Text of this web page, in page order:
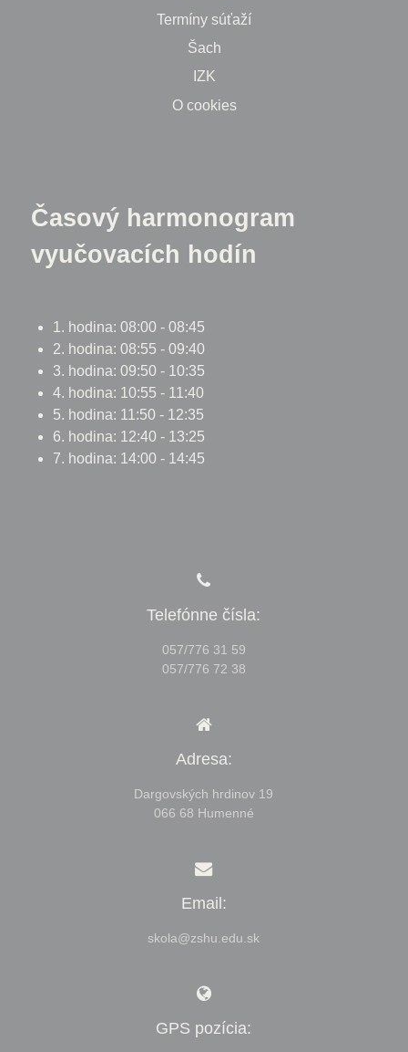
Termíny súťaží
Šach
IZK
O cookies
Časový harmonogram
vyučovacích hodín
1. hodina: 08:00 - 08:45
2. hodina: 08:55 - 09:40
3. hodina: 09:50 - 10:35
4. hodina: 10:55 - 11:40
5. hodina: 11:50 - 12:35
6. hodina: 12:40 - 13:25
7. hodina: 14:00 - 14:45
Telefónne čísla:
057/776 31 59
057/776 72 38
Adresa:
Dargovských hrdinov 19
066 68 Humenné
Email:
skola@zshu.edu.sk
GPS pozícia: